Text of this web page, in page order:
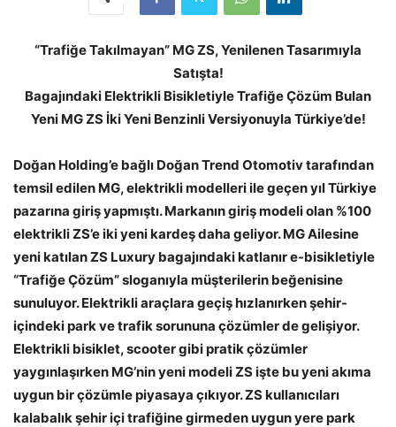
“Trafiğe Takılmayan” MG ZS, Yenilenen Tasarımıyla
Satışta!
Bagajındaki Elektrikli Bisikletiyle Trafiğe Çözüm Bulan
Yeni MG ZS İki Yeni Benzinli Versiyonuyla Türkiye’de!
Doğan Holding’e bağlı Doğan Trend Otomotiv tarafından
temsil edilen MG, elektrikli modelleri ile geçen yıl Türkiye
pazarına giriş yapmıştı. Markanın giriş modeli olan %100
elektrikli ZS’e iki yeni kardeş daha geliyor. MG Ailesine
yeni katılan ZS Luxury bagajındaki katlanır e-bisikletiyle
“Trafiğe Çözüm” sloganıyla müşterilerin beğenisine
sunuluyor. Elektrikli araçlara geçiş hızlanırken şehir-
içindeki park ve trafik sorununa çözümler de gelişiyor.
Elektrikli bisiklet, scooter gibi pratik çözümler
yaygınlaşırken MG’nin yeni modeli ZS işte bu yeni akıma
uygun bir çözümle piyasaya çıkıyor. ZS kullanıcıları
kalabalık şehir içi trafiğine girmeden uygun yere park